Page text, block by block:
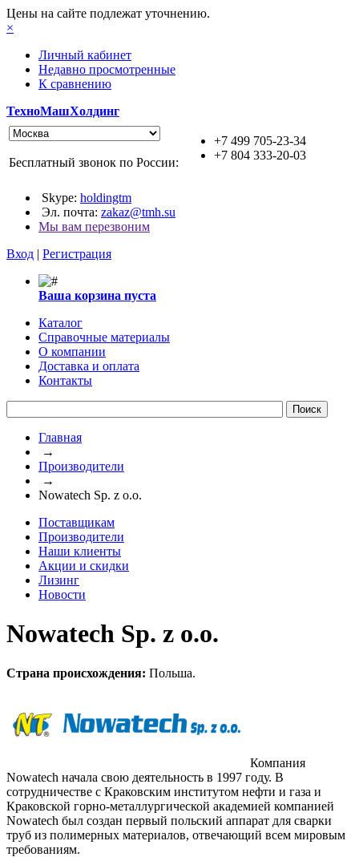
Цены на сайте подлежат уточнению.
×
Личный кабинет
Недавно просмотренные
К сравнению
ТехноМашХолдинг
+7 499 705-23-34
+7 804 333-20-03
Бесплатный звонок по России:
Skype: holdingtm
Эл. почта: zakaz@tmh.su
Мы вам перезвоним
Вход | Регистрация
Ваша корзина пуста
Каталог
Справочные материалы
О компании
Доставка и оплата
Контакты
Главная
→
Производители
→
Nowatech Sp. z o.o.
Поставщикам
Производители
Наши клиенты
Акции и скидки
Лизинг
Новости
Nowatech Sp. z o.o.
Страна происхождения: Польша.
Компания
Nowatech начала свою деятельность в 1997 году. В
сотрудничестве с Краковским институтом нефти и газа и
Краковской горно-металлургической академией компанией
Nowatech был создан первый польский аппарат для сварки
труб из полимерных материалов, отвечающий всем мировым
требованиям.